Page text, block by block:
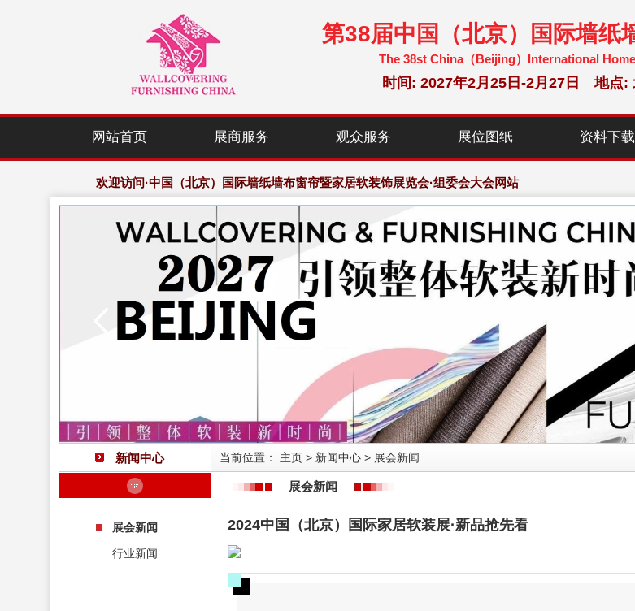
第38届中国（北京）国际墙纸
The 38st China（Beijing）International
时间: 2027年2月25日-2月27日 地点:
网站首页 展商服务 观众服务 展位图纸 资料下载
欢迎访问·中国（北京）国际墙纸墙布窗帘暨家居软装饰展览会·组委会大会网站
优质参展商：千余家，展会规模：10万平方米，预计观众：12万人次
欢迎访问·中国（北京）国际墙纸墙布窗帘暨家居软装饰展览会·组委会大会网站
新闻中心
展会新闻
行业新闻
当前位置： 主页 > 新闻中心 > 展会新闻
展会新闻
2024中国（北京）国际家居软装展·新品抢先看